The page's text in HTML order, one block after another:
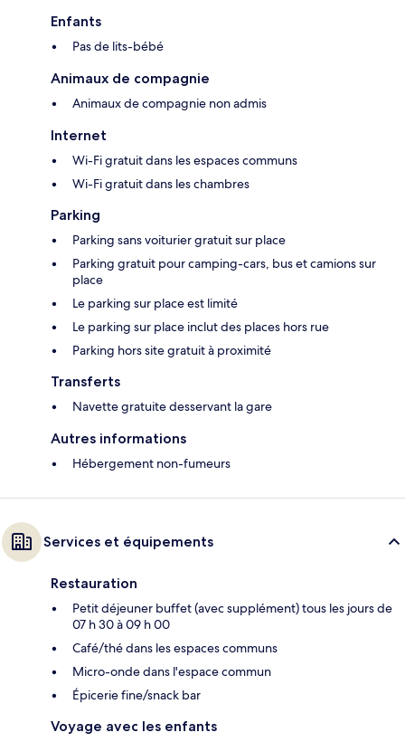
Enfants
Pas de lits-bébé
Animaux de compagnie
Animaux de compagnie non admis
Internet
Wi-Fi gratuit dans les espaces communs
Wi-Fi gratuit dans les chambres
Parking
Parking sans voiturier gratuit sur place
Parking gratuit pour camping-cars, bus et camions sur
place
Le parking sur place est limité
Le parking sur place inclut des places hors rue
Parking hors site gratuit à proximité
Transferts
Navette gratuite desservant la gare
Autres informations
Hébergement non-fumeurs
Services et équipements
Restauration
Petit déjeuner buffet (avec supplément) tous les jours de
07 h 30 à 09 h 00
Café/thé dans les espaces communs
Micro-onde dans l'espace commun
Épicerie fine/snack bar
Voyage avec les enfants